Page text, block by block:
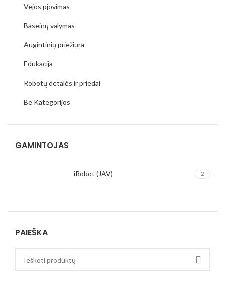
Vejos pjovimas
Baseinų valymas
Augintinių priežiūra
Edukacija
Robotų detalės ir priedai
Be Kategorijos
GAMINTOJAS
iRobot (JAV) 2
PAIEŠKA